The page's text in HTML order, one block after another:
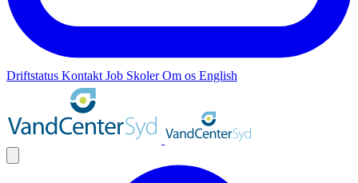
Driftstatus Kontakt Job SkolerOm os English